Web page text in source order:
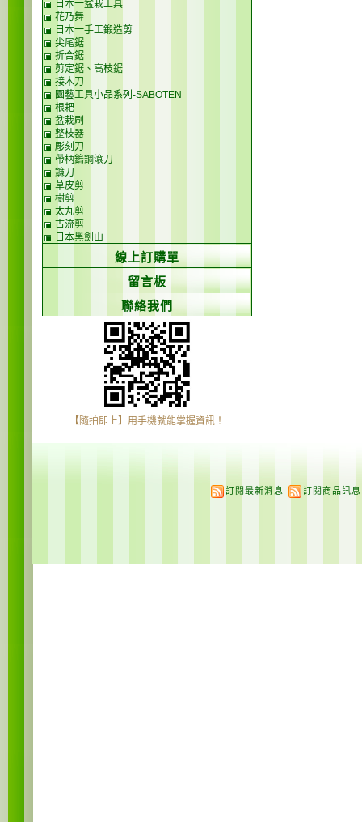
日本一盆栽工具
花乃舞
日本一手工鍛造剪
尖尾鋸
折合鋸
剪定鋸、高枝鋸
接木刀
園藝工具小品系列-SABOTEN
根耙
盆栽刷
整枝器
彫刻刀
帶柄鎢鋼滾刀
鐮刀
草皮剪
樹剪
太丸剪
古流剪
日本黑劍山
線上訂購單
留言板
聯絡我們
【隨拍即上】用手機就能掌握資訊！
訂閱最新消息 訂閱商品訊息